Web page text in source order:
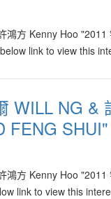
鴻方 Kenny Hoo
link to view this
WILL NG &
FENG
鴻方 Kenny Hoo
link to view this